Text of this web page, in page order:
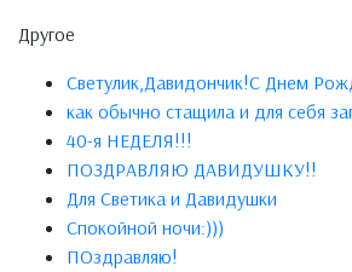
Другое
Светулик,Давидончик!С Днем
как обычно стащила и для себя
40-я НЕДЕЛЯ!!!
ПОЗДРАВЛЯЮ ДАВИДУШКУ!!
Для Светика и Давидушки
Спокойной ночи:)))
ПОздравляю!